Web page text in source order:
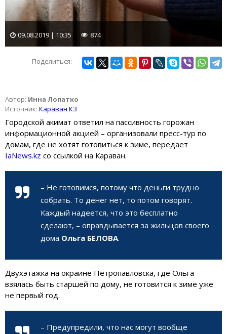
09.08.2019 | 10:35 874
Поделиться:
Автор: Инна Лопатко
Источник: Караван КЗ
Городской акимат ответил на пассивность горожан
информационной акцией – организовали пресс-тур по
домам, где не хотят готовиться к зиме, передает
IaNews.kz со ссылкой на Караван.
– Не готовимся, потому что деньги трудно
собрать. То денег нет, то потом говорят.
Каждый надеется, что это бесплатно
сделают, – оправдывается за жильцов своего
дома Ольга БЕЛОВА.
Двухэтажка на окраине Петропавловска, где Ольга
взялась быть старшей по дому, не готовится к зиме уже
не первый год.
– Предупредили, что нас могут вообще